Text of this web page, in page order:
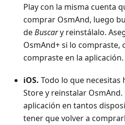
Play con la misma cuenta
comprar OsmAnd, luego
deBuscary reinstálalo.
OsmAnd+ si lo compraste,
compraste en la aplicación.
iOS. Todo lo que necesitas
Store y reinstalar OsmAnd.
aplicación en tantos
tener que volver a